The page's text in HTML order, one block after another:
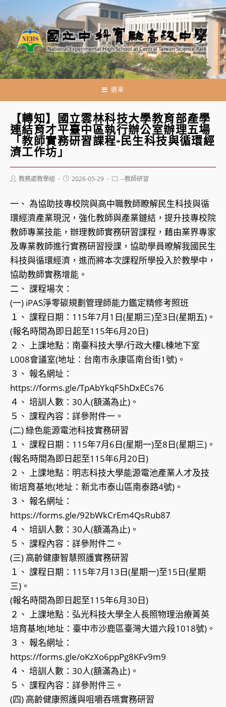
轉
至
主
要
內
選單
【轉知】國立雲林科技大學教育部產學
連結育才平臺中區執行辦公室辦理五場
「教師實務研習課程-民生科技與循環經
濟工作坊」
Post教務處教學組
Post2026-05-29
Post--教師研習
一、 為協助技專校院與高中職教師瞭解民生科技與循
環經濟產業現況，強化教師與產業鏈結，提升技專校院
教師專業技能，辦理教師實務研習課程，藉由業界專家
及專業教師進行實務研習授課，協助學員暸解我國民生
科技與循環經濟，進而將本次課程所學投入於教學中，
協助教師實務增能。
二、 課程場次：
(一) iPAS淨零碳規劃管理師能力鑑定精修考照班
１、 課程日期：115年7月1日(星期三)至3日(星期五)。
(報名時間為即日起至115年6月20日)
２、 上課地點：南臺科技大學/行政大樓L棟地下室
L008會議室(地址：台南市永康區南台街1號)。
３、 報名網址：
https://forms.gle/TpAbYkqF5hDxECs76
４、 培訓人數：30人(額滿為止)。
５、 課程內容：詳參附件一。
(二) 綠色能源電池科技實務研習
１、 課程日期：115年7月6日(星期一)至8日(星期三)。
(報名時間為即日起至115年6月20日)
２、 上課地點：明志科技大學能源電池產業人才及技
術培育基地(地址：新北市泰山區南泰路4號)。
３、 報名網址：
https://forms.gle/92bWkCrEm4QsRub87
４、 培訓人數：30人(額滿為止)。
５、 課程內容：詳參附件二。
(三) 高齡健康智慧照護實務研習
１、 課程日期：115年7月13日(星期一)至15日(星期
三)。
(報名時間為即日起至115年6月30日)
２、 上課地點：弘光科技大學全人長照物理治療菁英
培育基地(地址：臺中市沙鹿區臺灣大道六段1018號)。
３、 報名網址：
https://forms.gle/oKzXo6ppPg8KFv9m9
４、 培訓人數：30人(額滿為止)。
５、 課程內容：詳參附件三。
(四) 高齡健康照護與咀嚼吞嚥實務研習